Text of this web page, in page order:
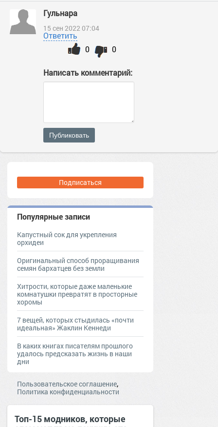
Гульнара
15 сен 2022 07:04
Ответить
0
0
Написать комментарий:
Публиковать
Подписаться
Популярные записи
Капустный сок для укрепления
орхидеи
Оригинальный способ проращивания
семян бархатцев без земли
Хитрости, которые даже маленькие
комнатушки превратят в просторные
хоромы
7 вещей, которых стыдилась «почти
идеальная» Жаклин Кеннеди
В каких книгах писателям прошлого
удалось предсказать жизнь в наши
дни
Пользовательское соглашение,
Политика конфиденциальности
Топ-15 модников, которые